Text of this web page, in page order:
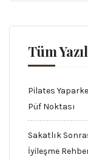
Tüm
Pilates
Püf Noktası
Sakatlık
İyileşme